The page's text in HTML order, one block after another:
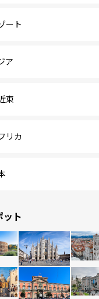
ート
ア
東
リカ
ット